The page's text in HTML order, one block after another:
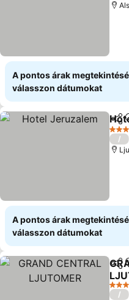
A pontos árak
válasszon dátumokat
3
/
A pontos árak
válasszon dátumokat
3
/